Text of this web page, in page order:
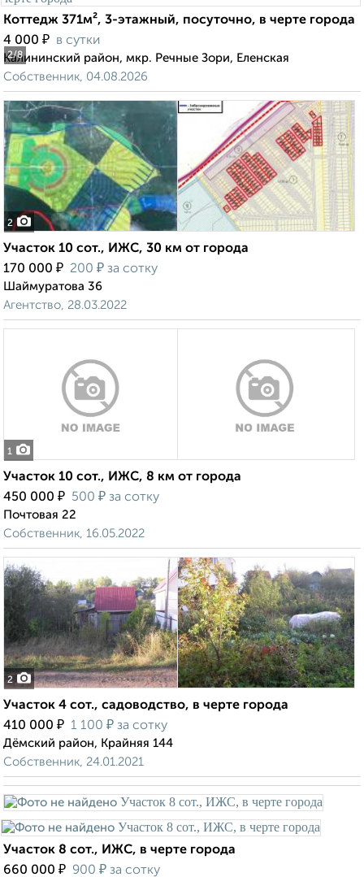
2/8
Коттедж 371м², 3-этажный, посуточно, в черте города
4 000 ₽ в сутки
Калининский район, мкр. Речные Зори, Еленская
Собственник, 04.08.2026
2
Участок 10 сот., ИЖС, 30 км от города
170 000 ₽ 200 ₽ за сотку
Шаймуратова 36
Агентство, 28.03.2022
1
Участок 10 сот., ИЖС, 8 км от города
450 000 ₽ 500 ₽ за сотку
Почтовая 22
Собственник, 16.05.2022
2
Участок 4 сот., садоводство, в черте города
410 000 ₽ 1 100 ₽ за сотку
Дёмский район, Крайняя 144
Собственник, 24.01.2021
Участок 8 сот., ИЖС, в черте города
660 000 ₽ 900 ₽ за сотку